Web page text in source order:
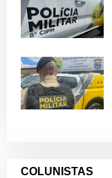
COLUNISTAS